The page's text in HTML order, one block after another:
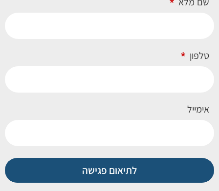
טלפון
אימייל
לתיאום פגישה